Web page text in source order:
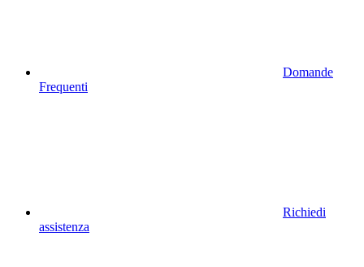
Domande
Frequenti
Richiedi
assistenza